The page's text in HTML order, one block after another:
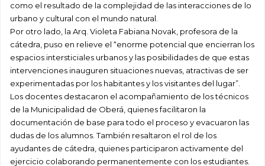
como el resultado de la complejidad de las interacciones de lo
urbano y cultural con el mundo natural.
Por otro lado, la Arq. Violeta Fabiana Novak, profesora de la
cátedra, puso en relieve el “enorme potencial que encierran los
espacios intersticiales urbanos y las posibilidades de que estas
intervenciones inauguren situaciones nuevas, atractivas de ser
experimentadas por los habitantes y los visitantes del lugar”.
Los docentes destacaron el acompañamiento de los técnicos
de la Municipalidad de Oberá, quienes facilitaron la
documentación de base para todo el proceso y evacuaron las
dudas de los alumnos. También resaltaron el rol de los
ayudantes de cátedra, quienes participaron activamente del
ejercicio colaborando permanentemente con los estudiantes.